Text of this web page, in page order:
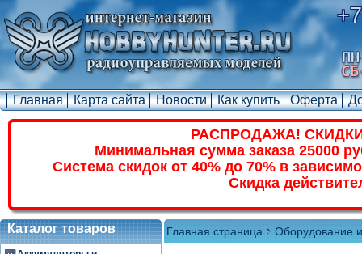
Главная Карта сайта Новости Как купить Оферта
РАСПРОДАЖА!
Минимальная сумма заказа 25000
Система скидок от 40% до 70% в
Скидка
Каталог товаров Главная страница Оборудование